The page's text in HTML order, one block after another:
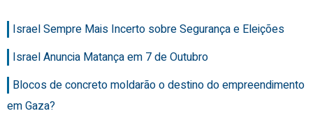
Israel Sempre Mais Incerto sobre Segurança e Eleições
Israel Anuncia Matança em 7 de Outubro
Blocos de concreto moldarão o destino do empreendimento
em Gaza?